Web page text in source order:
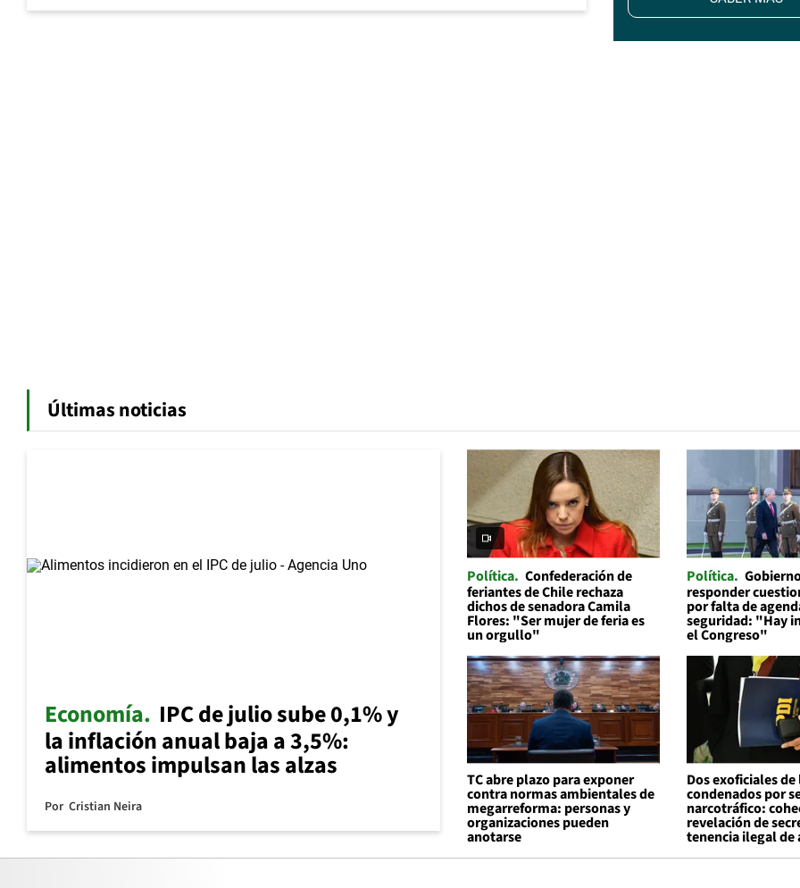
Últimas noticias
Economía IPC de julio sube 0,1% y
la inflación anual baja a 3,5%:
alimentos impulsan las alzas
Por Cristian Neira
Política Confederación de
feriantes de Chile rechaza
dichos de senadora Camila
Flores: "Ser mujer de feria es
un orgullo"
Política
responder
por falta de
seguridad: "Hay
el Congreso"
TC abre plazo para exponer
contra normas ambientales de
megarreforma: personas y
organizaciones pueden
anotarse
Dos exoficiales de
condenados por
narcotráfico:
revelación de
tenencia ilegal de